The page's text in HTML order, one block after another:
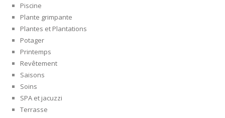
Piscine
Plante grimpante
Plantes et Plantations
Potager
Printemps
Revêtement
Saisons
Soins
SPA et jacuzzi
Terrasse